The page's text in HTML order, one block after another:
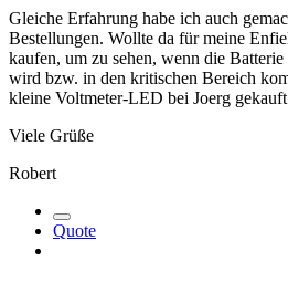
Gleiche Erfahrung habe ich auch
Bestellungen. Wollte da für meine
kaufen, um zu sehen, wenn die
wird bzw. in den kritischen Bereich
kleine Voltmeter-LED bei Joerg gekauft
Viele Grüße
Robert
Quote